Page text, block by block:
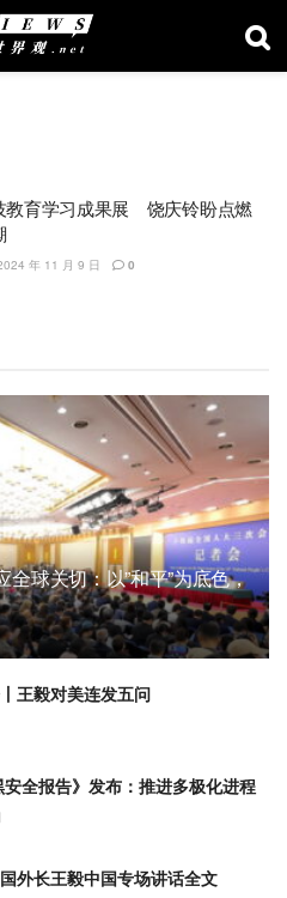
教育学习成果展 饶庆铃盼点燃
年 11 月 9 日 0
球关切：以”和平”为底色，
王毅对美连发五问
安全报告》发布：推进多极化进程
外长王毅中国专场讲话全文